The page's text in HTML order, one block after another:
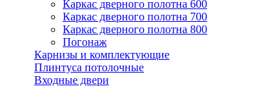
Каркас дверного полотна 600
Каркас дверного полотна 700
Каркас дверного полотна 800
Погонаж
Карнизы и комплектующие
Плинтуса потолочные
Входные двери